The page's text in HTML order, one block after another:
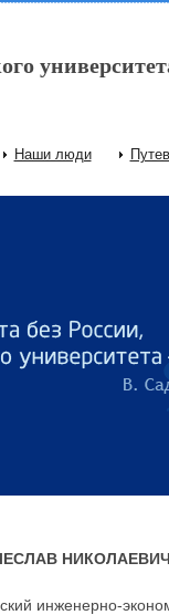
Наши люди
НИКОЛАЕВИЧ
инженерно-